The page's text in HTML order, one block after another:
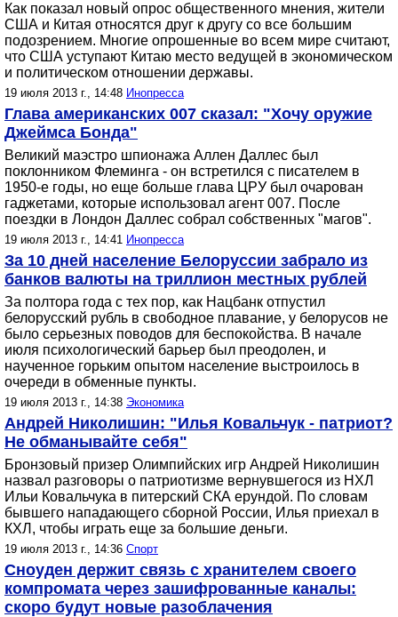
Как показал новый опрос общественного мнения, жители
США и Китая относятся друг к другу со все большим
подозрением. Многие опрошенные во всем мире считают,
что США уступают Китаю место ведущей в экономическом
и политическом отношении державы.
19 июля 2013 г., 14:48 Инопресса
Глава американских 007 сказал: "Хочу оружие
Джеймса Бонда"
Великий маэстро шпионажа Аллен Даллес был
поклонником Флеминга - он встретился с писателем в
1950-е годы, но еще больше глава ЦРУ был очарован
гаджетами, которые использовал агент 007. После
поездки в Лондон Даллес собрал собственных "магов".
19 июля 2013 г., 14:41 Инопресса
За 10 дней население Белоруссии забрало из
банков валюты на триллион местных рублей
За полтора года с тех пор, как Нацбанк отпустил
белорусский рубль в свободное плавание, у белорусов не
было серьезных поводов для беспокойства. В начале
июля психологический барьер был преодолен, и
наученное горьким опытом население выстроилось в
очереди в обменные пункты.
19 июля 2013 г., 14:38 Экономика
Андрей Николишин: "Илья Ковальчук - патриот?
Не обманывайте себя"
Бронзовый призер Олимпийских игр Андрей Николишин
назвал разговоры о патриотизме вернувшегося из НХЛ
Ильи Ковальчука в питерский СКА ерундой. По словам
бывшего нападающего сборной России, Илья приехал в
КХЛ, чтобы играть еще за большие деньги.
19 июля 2013 г., 14:36 Спорт
Сноуден держит связь с хранителем своего
компромата через зашифрованные каналы:
скоро будут новые разоблачения